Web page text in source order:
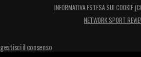
INFORMATIVA ESTESA SUI COOKIE
NETWORK SPORT
gestisci il consenso